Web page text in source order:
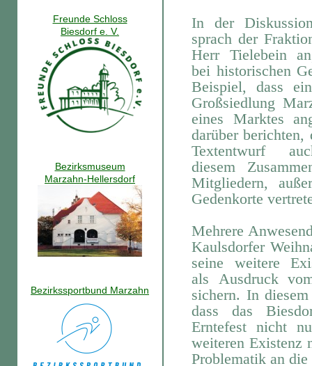
In der
sprach der
Herr Tielebein
bei historischen
Beispiel, dass
Großsiedlung
eines Marktes
darüber
Textentwurf
diesem
Mitgliedern,
Gedenkorte
Mehrere
Kaulsdorfer
seine weitere
als Ausdruck
sichern. In
dass das
Erntefestnicht
weiteren Existenz
Problematik an
Freunde Schloss
Biesdorf e. V.
Bezirksmuseum
Marzahn-Hellersdorf
Bezirkssportbund Marzahn